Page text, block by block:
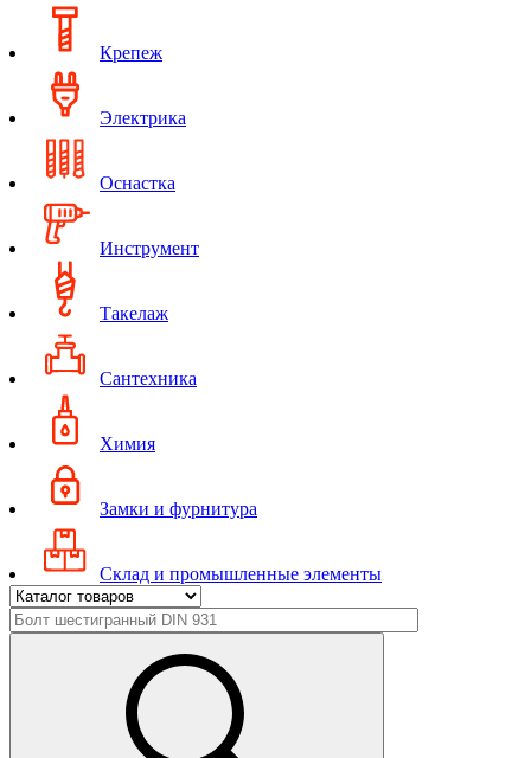
Крепеж
Электрика
Оснастка
Инструмент
Такелаж
Сантехника
Химия
Замки и фурнитура
Склад и промышленные элементы